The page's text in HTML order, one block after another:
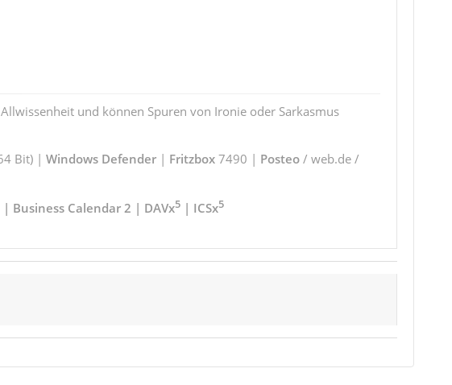
und können Spuren von Ironie oder Sarkasmus
Bit) | Windows Defender| Fritzbox7490 | Posteo/ web.de /
Business Calendar 2 | DAVx5| ICSx5